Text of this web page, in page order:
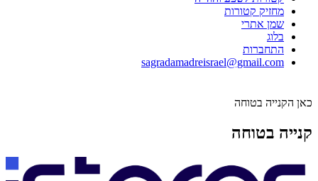
מחזיק קטורות
שמן אתרי
בלוג
התחברות
sagradamadreisrael@gmail.com
כאן הקנייה בטוחה
קנייה בטוחה